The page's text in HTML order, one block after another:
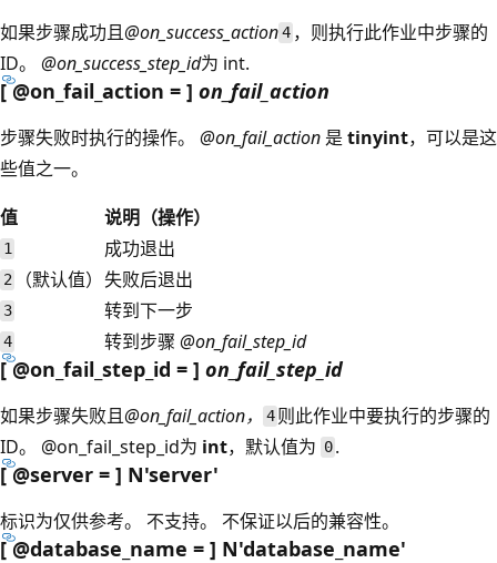
如果步骤成功且@on_success_action4 ，则执行此作业中步骤的
ID。 @on_success_step_id为 int.
[ @on_fail_action = ] on_fail_action
步骤失败时执行的操作。 @on_fail_action 是 tinyint，可以是这
些值之一。
值
说明（操作）
1 成功退出
2 （默认值） 失败后退出
3 转到下一步
4 转到步骤 @on_fail_step_id
[ @on_fail_step_id = ] on_fail_step_id
如果步骤失败且@on_fail_action， 4 则此作业中要执行的步骤的
ID。 @on_fail_step_id为 int，默认值为 0 .
[ @server = ] N'server'
标识为仅供参考。 不支持。 不保证以后的兼容性。
[ @database_name = ] N'database_name'